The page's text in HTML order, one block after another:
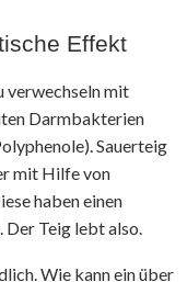
Effekt
verwechseln mit
Darmbakterien
Sauerteig
mit Hilfe von
haben einen
Der Teig lebt also.
Wie kann ein über